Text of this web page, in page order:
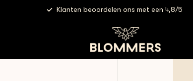
Klanten beoordelen ons met een 4,8/5
Crema - Tamping Mat | for the Barista Express